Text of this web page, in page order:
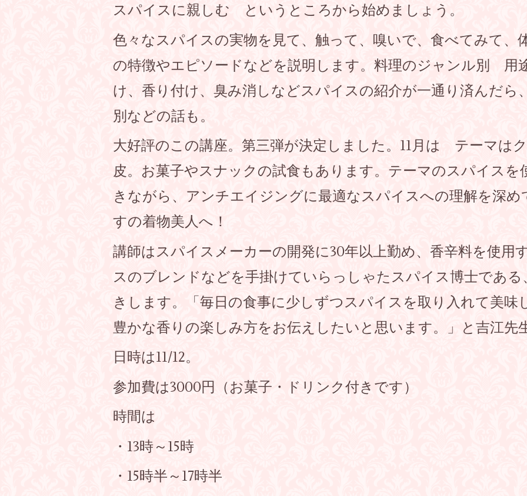
スパイスに親しむ というところから始めましょう。
色々なスパイスの実物を見て、触って、嗅いで、食べてみて、
の特徴やエピソードなどを説明します。料理のジャンル別
け、香り付け、臭み消しなどスパイスの紹介が一通り済んだら
別などの話も。
大好評のこの講座。第三弾が決定しました。11月は テーマは
皮。お菓子やスナックの試食もあります。テーマのスパイスを
きながら、アンチエイジングに最適なスパイスへの理解を深
すの着物美人へ！
講師はスパイスメーカーの開発に30年以上勤め、香辛料を使用
スのブレンドなどを手掛けていらっしゃたスパイス博士である
きします。「毎日の食事に少しずつスパイスを取り入れて美味
豊かな香りの楽しみ方をお伝えしたいと思います。」と吉江先
日時は11/12。
参加費は3000円（お菓子・ドリンク付きです）
時間は
・13時～15時
・15時半～17時半